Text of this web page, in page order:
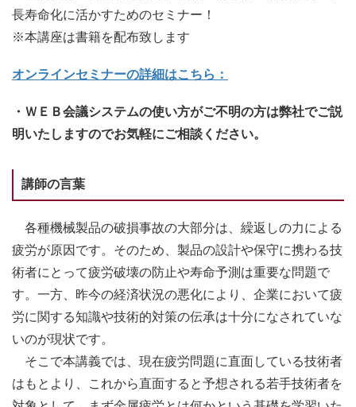
長寿命化に活かすためのセミナー！
※本講座は書籍を配布致します
オンラインセミナーの詳細はこちら：
・ＷＥＢ会議システムの使い方がご不明の方は弊社でご説
明いたしますのでお気軽にご相談ください。
講師の言葉
各種機械製品の破損事故の大部分は、繰返しの力による
疲労が原因です。そのため、製品の設計や保守に携わる技
術者にとって疲労破壊の防止や寿命予測は重要な問題で
す。一方、昨今の経済状況の悪化により、企業において疲
労に関する知識や技術的対策の伝承は十分になされていな
いのが現状です。
そこで本講義では、現在疲労問題に直面している技術者
はもとより、これから直面すると予想される若手技術者を